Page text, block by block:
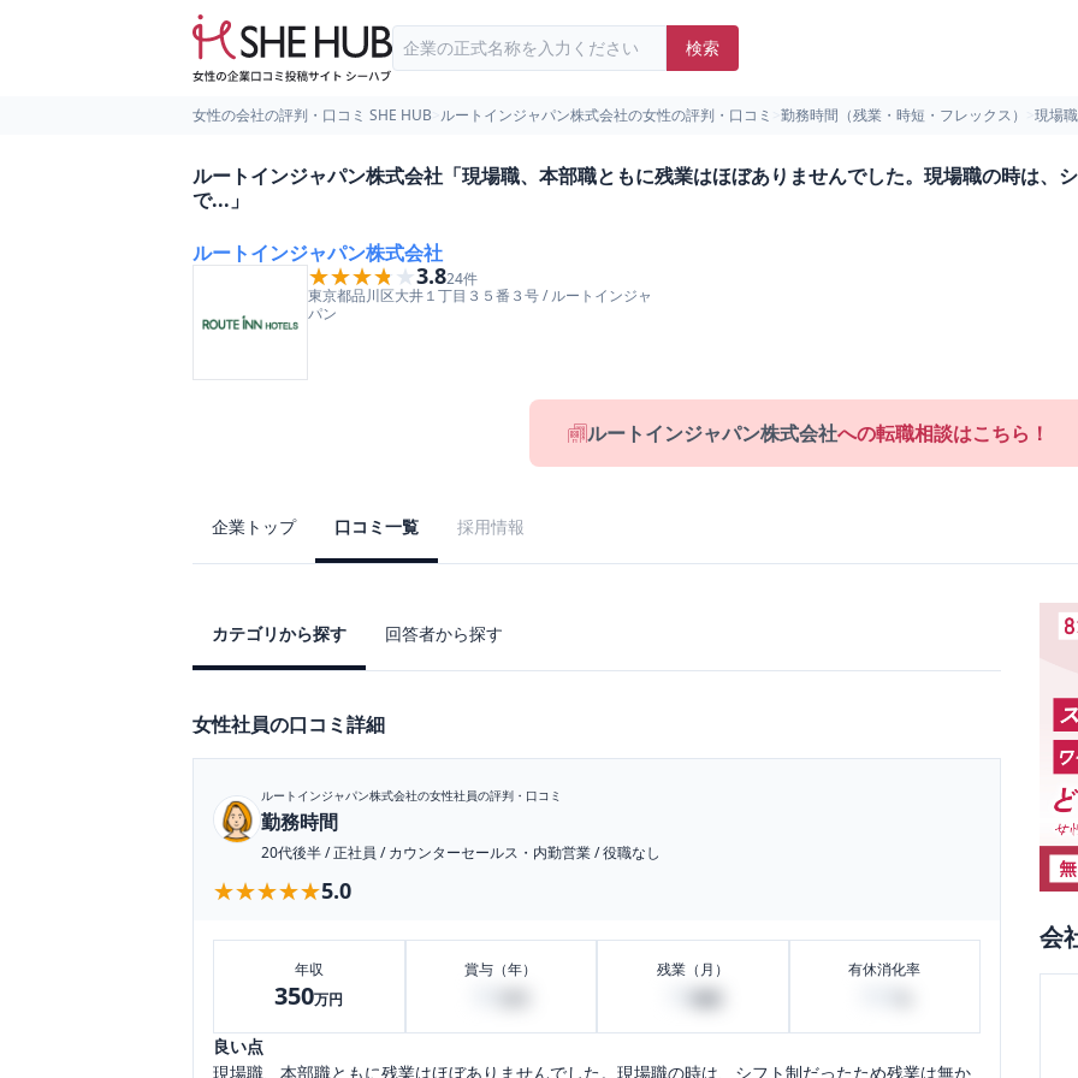
検索
女性の会社の評判・口コミ SHE HUB ルートインジャパン株式会社の女性の評判・口コミ 勤務時間（残業・時短・フレックス） 現場
ルートインジャパン株式会社「現場職、本部職ともに残業はほぼありませんでした。現場職の時は、
で...」
ルートインジャパン株式会社
★★★★★
★★★★★3.824件
東京都品川区大井１丁目３５番３号/ルートインジャ
パン
ルートインジャパン株式会社への転職相談はこちら！
企業トップ 口コミ一覧 採用情報
カテゴリから探す 回答者から探す
女性社員の口コミ詳細
ルートインジャパン株式会社の女性社員の評判・口コミ
勤務時間
20代後半/正社員 /カウンターセールス・内勤営業/役職なし
★★★★★
★★★★★5.0
年収
350万円
賞与（年） 残業（月） 有休消化率
良い点
現場職、本部職ともに残業はほぼありませんでした。現場職の時は、シフト制だったため残業は無か
会